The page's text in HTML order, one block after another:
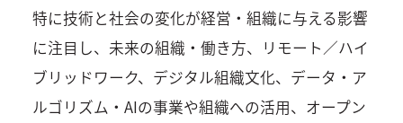
特に技術と社会の変化が経営・組織に与える影響
に注目し、未来の組織・働き方、リモート／ハイ
ブリッドワーク、デジタル組織文化、データ・ア
ルゴリズム・AIの事業や組織への活用、オープン